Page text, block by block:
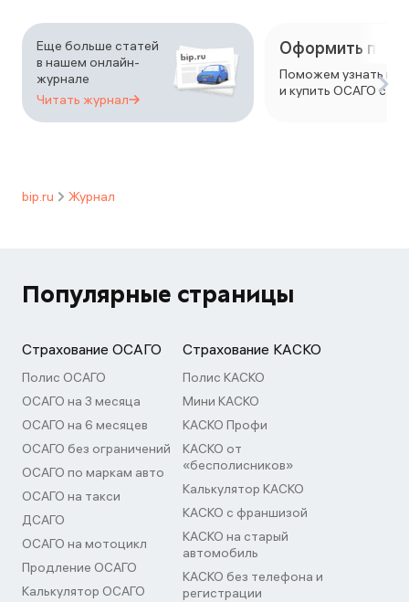
Еще больше статей
в нашем онлайн-
журнале
Читать журнал
Оформить
Поможем узнать
и купить ОСАГО с
bip.ru Журнал
Популярные страницы
Страхование ОСАГО
Полис ОСАГО
ОСАГО на 3 месяца
ОСАГО на 6 месяцев
ОСАГО без ограничений
ОСАГО по маркам авто
ОСАГО на такси
ДСАГО
ОСАГО на мотоцикл
Продление ОСАГО
Калькулятор ОСАГО
Страхование КАСКО
Полис КАСКО
Мини КАСКО
КАСКО Профи
КАСКО от
«бесполисников»
Калькулятор КАСКО
КАСКО с франшизой
КАСКО на старый
автомобиль
КАСКО без телефона и
регистрации